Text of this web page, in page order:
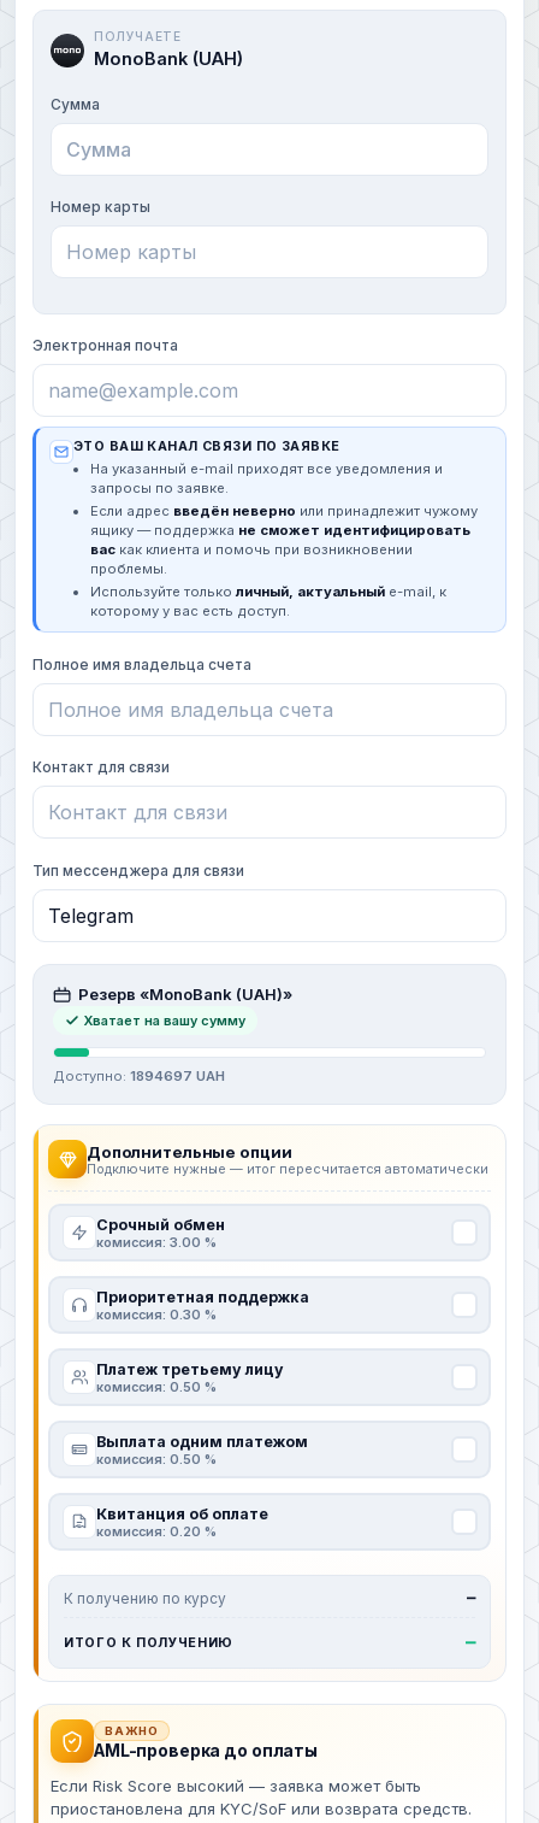
ПОЛУЧАЕТЕ
MonoBank (UAH)
Сумма
Номер карты
Электронная почта
ЭТО ВАШ КАНАЛ СВЯЗИ ПО ЗАЯВКЕ
На указанный e-mail приходят все уведомления и
запросы по заявке.
Если адрес введён неверно или принадлежит чужому
ящику — поддержка не сможет идентифицировать
вас как клиента и помочь при возникновении
проблемы.
Используйте тольколичный, актуальный e-mail, к
которому у вас есть доступ.
Полное имя владельца счета
Контакт для связи
Тип мессенджера для связи
Резерв «MonoBank (UAH)»
Хватает на вашу сумму
Доступно: 1894697 UAH
Дополнительные опции
Подключите нужные — итог пересчитается автоматически
Срочный обмен
комиссия: 3.00 %
Приоритетная поддержка
комиссия: 0.30 %
Платеж третьему лицу
комиссия: 0.50 %
Выплата одним платежом
комиссия: 0.50 %
Квитанция об оплате
комиссия: 0.20 %
К получению по курсу —
ИТОГО К ПОЛУЧЕНИЮ —
ВАЖНО
AML-проверка до оплаты
Если Risk Score высокий — заявка может быть
приостановлена для KYC/SoF или возврата средств.